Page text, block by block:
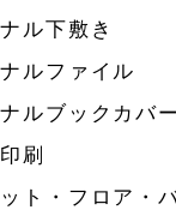
ル下敷き
ルファイル
ルブックカバー
刷
ト・フロア・